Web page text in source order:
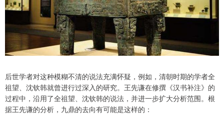
后世学者对这种模糊不清的说法充满怀疑，例如，清朝时期的学者全
祖望、沈钦韩就曾进行过深入的研究。王先谦在修撰《汉书补注》的
过程中，沿用了全祖望、沈钦韩的说法，并进一步扩大分析范围。根
据王先谦的分析，九鼎的去向有可能是这样的：